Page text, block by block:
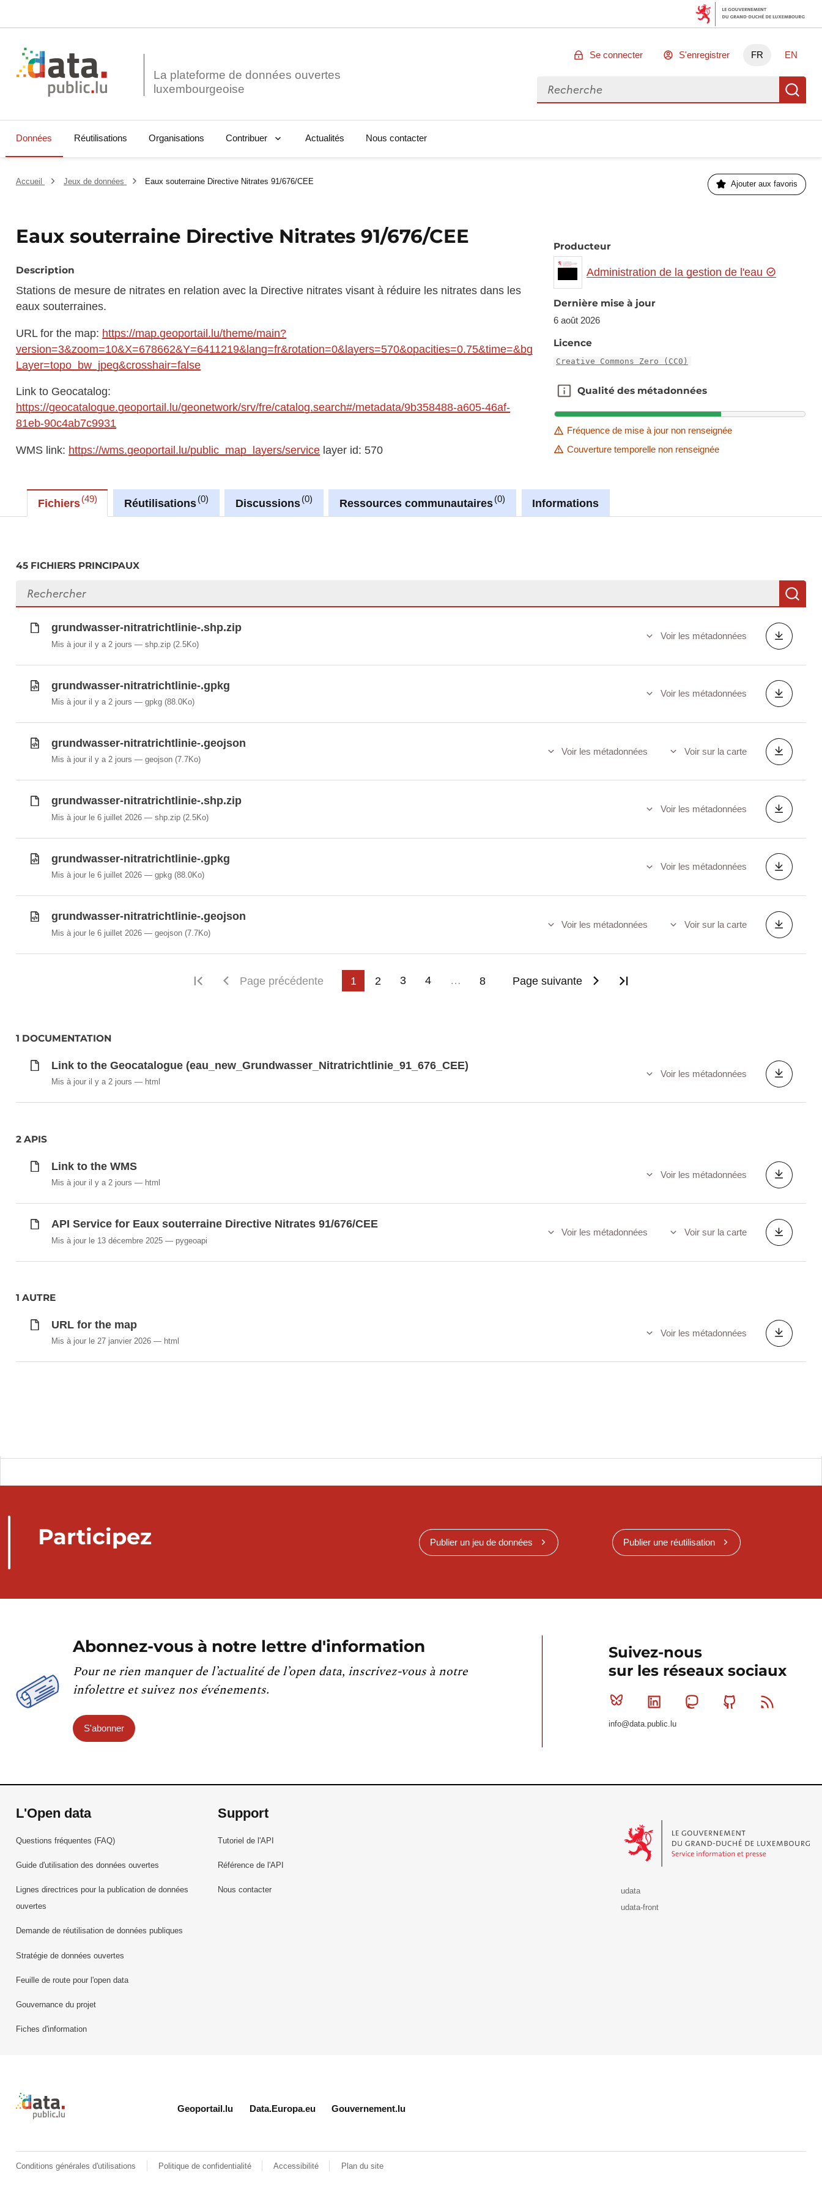
La plateforme de données ouvertes
Se connecter S'enregistrer FR EN
Rechercher des données
Données Réutilisations Organisations Contribuer Actualités Nous contacter
Accueil Jeux de données Eaux souterraine Directive Nitrates 91/676/CEE Ajouter aux favoris
Eaux souterraine Directive Nitrates 91/676/CEE
Description
Stations de mesure de nitrates en relation avec la Directive nitrates visant à réduire les nitrates dans les
eaux souterraines.
URL for the map: https://map.geoportail.lu/theme/main?
version=3&zoom=10&X=678662&Y=6411219&lang=fr&rotation=0&layers=570&opacities=0.75&time=&bg
Layer=topo_bw_jpeg&crosshair=false
Link to Geocatalog:
https://geocatalogue.geoportail.lu/geonetwork/srv/fre/catalog.search#/metadata/9b358488-a605-46af-
81eb-90c4ab7c9931
WMS link: https://wms.geoportail.lu/public_map_layers/service layer id: 570
Producteur
Administration de la gestion de l'eau
Dernière mise à jour
6 août 2026
Licence
Creative Commons Zero (CC0)
Qualité des métadonnées
Qualité des métadonnées
Fréquence de mise à jour non renseignée
Couverture temporelle non renseignée
Fichiers 49 Réutilisations 0 Discussions 0 Ressources communautaires 0 Informations
45 FICHIERS PRINCIPAUX
Rechercher des fichiers
grundwasser-nitratrichtlinie-.shp.zip
Mis à jour il y a 2 jours shp.zip(2.5Ko)
Voir les métadonnées
grundwasser-nitratrichtlinie-.gpkg
Mis à jour il y a 2 jours gpkg(88.0Ko)
Voir les métadonnées
grundwasser-nitratrichtlinie-.geojson
Mis à jour il y a 2 jours geojson(7.7Ko)
Voir les métadonnées Voir sur la carte
grundwasser-nitratrichtlinie-.shp.zip
Mis à jour le 6 juillet 2026 shp.zip(2.5Ko)
Voir les métadonnées
grundwasser-nitratrichtlinie-.gpkg
Mis à jour le 6 juillet 2026 gpkg(88.0Ko)
Voir les métadonnées
grundwasser-nitratrichtlinie-.geojson
Mis à jour le 6 juillet 2026 geojson(7.7Ko)
Voir les métadonnées Voir sur la carte
Première page
Page précédente 1 2 3 4 … 8 Page suivante
1 DOCUMENTATION
Link to the Geocatalogue (eau_new_Grundwasser_Nitratrichtlinie_91_676_CEE)
Mis à jour il y a 2 jours html
Voir les métadonnées
2 APIS
Link to the WMS
Mis à jour il y a 2 jours html
Voir les métadonnées
API Service for Eaux souterraine Directive Nitrates 91/676/CEE
Mis à jour le 13 décembre 2025 pygeoapi
Voir les métadonnées Voir sur la carte
1 AUTRE
URL for the map
Mis à jour le 27 janvier 2026 html
Voir les métadonnées
Participez Publier un jeu de données Publier une réutilisation
Abonnez-vous à notre lettre d'information
Pour ne rien manquer de l’actualité de l’open data, inscrivez-vous à notre
infolettre et suivez nos événements.
S'abonner
Suivez-nous
sur les réseaux sociaux
Bluesky Linkedin MastodonGithub
info@data.public.lu
L'Open data
Questions fréquentes (FAQ)
Guide d'utilisation des données ouvertes
Lignes directrices pour la publication de données
ouvertes
Demande de réutilisation de données publiques
Stratégie de données ouvertes
Feuille de route pour l'open data
Gouvernance du projet
Fiches d'information
Support
Tutoriel de l'API
Référence de l'API
Nous contacter
udata
udata-front
Retour à l'accueil de data.public.lu
Geoportail.lu Data.Europa.eu Gouvernement.lu
Conditions générales d'utilisations Politique de confidentialité Accessibilité Plan du site